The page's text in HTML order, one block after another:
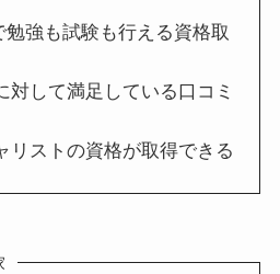
強も試験も行える資格取
対して満足している口コミ
リストの資格が取得できる